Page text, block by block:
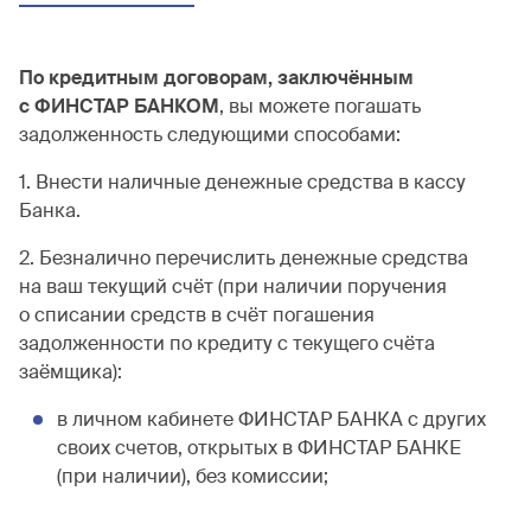
По кредитным договорам, заключённым
с ФИНСТАР БАНКОМ, вы можете погашать
задолженность следующими способами:
1. Внести наличные денежные средства в кассу
Банка.
2. Безналично перечислить денежные средства
на ваш текущий счёт (при наличии поручения
о списании средств в счёт погашения
задолженности по кредиту с текущего счёта
заёмщика):
в личном кабинете ФИНСТАР БАНКА с других
своих счетов, открытых в ФИНСТАР БАНКЕ
(при наличии), без комиссии;